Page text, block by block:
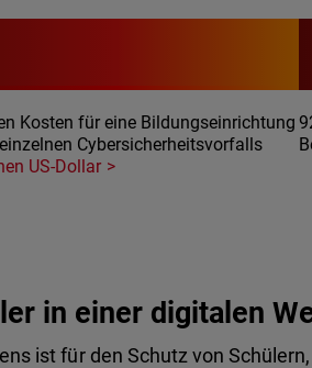
Kosten für eine Bildungseinrichtung
Cybersicherheitsvorfalls
US-Dollar
in einer digitalen
ist für den Schutz von